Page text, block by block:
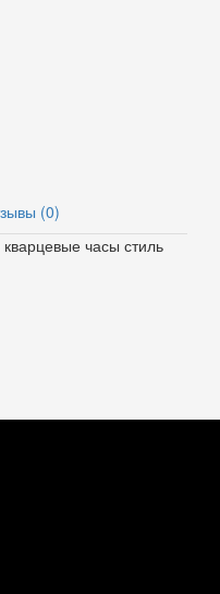
(0)
часы стиль